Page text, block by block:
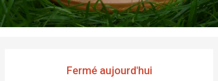
Fermé aujourd'hui